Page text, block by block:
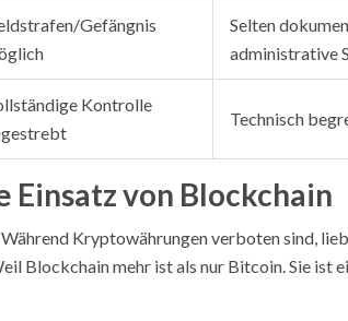
Gefängnis
Selten
administrative
Kontrolle
Technisch
Einsatz von Blockchain
Kryptowährungen verboten sind,
Blockchain mehr ist als nur Bitcoin. Sie ist